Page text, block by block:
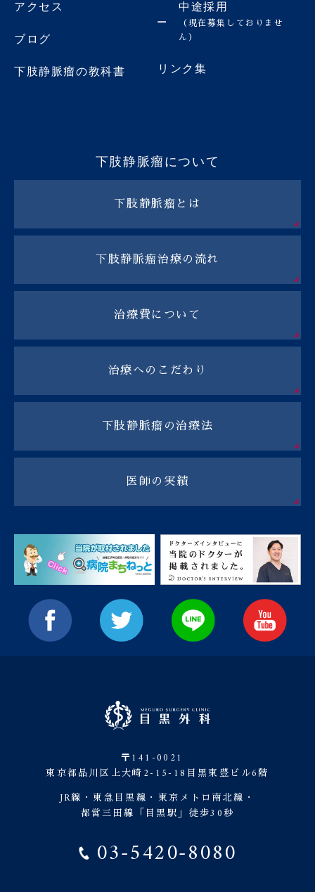
アクセス
ブログ
下肢静脈瘤の教科書
中途採用
（現在募集しておりませ
ん）
リンク集
下肢静脈瘤について
下肢静脈瘤とは
下肢静脈瘤治療の流れ
治療費について
治療へのこだわり
下肢静脈瘤の治療法
医師の実績
〒141-0021
東京都品川区上大崎2-15-18目黒東豊ビル6階
JR線・東急目黒線・東京メトロ南北線・
都営三田線「目黒駅」徒歩30秒
03-5420-8080